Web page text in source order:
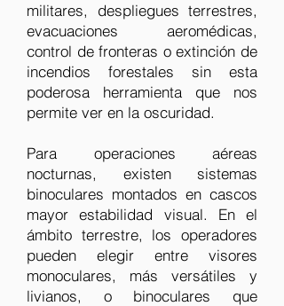
militares, despliegues terrestres,
evacuaciones aeromédicas,
control de fronteras o extinción de
incendios forestales sin esta
poderosa herramienta que nos
permite ver en la oscuridad.
Para operaciones aéreas
nocturnas, existen sistemas
binoculares montados en cascos
mayor estabilidad visual. En el
ámbito terrestre, los operadores
pueden elegir entre visores
monoculares, más versátiles y
livianos, o binoculares que